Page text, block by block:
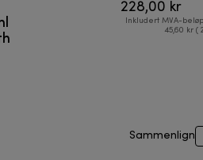
228,00 kr
Inkludert MVA-
45,60 kr (
Sammenlign